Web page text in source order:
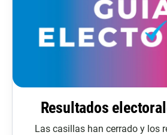
Resultados
Las casillas han cerrado y los